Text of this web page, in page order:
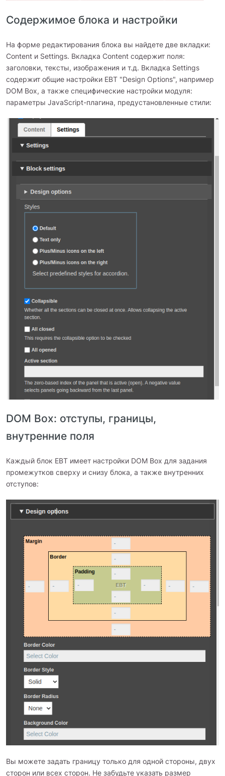
Содержимое блока и настройки
На форме редактирования блока вы найдете две вкладки:
Content и Settings. Вкладка Content содержит поля:
заголовки, тексты, изображения и т.д. Вкладка Settings
содержит общие настройки EBT "Design Options", например
DOM Box, а также специфические настройки модуля:
параметры JavaScript-плагина, предустановленные стили:
DOM Box: отступы, границы,
внутренние поля
Каждый блок EBT имеет настройки DOM Box для задания
промежутков сверху и снизу блока, а также внутренних
отступов:
Вы можете задать границу только для одной стороны, двух
сторон или всех сторон. Не забудьте указать размер